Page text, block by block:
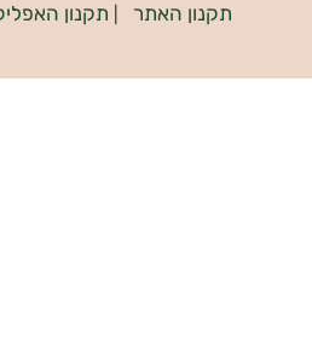
האתר|תקנון האפליקצייה|